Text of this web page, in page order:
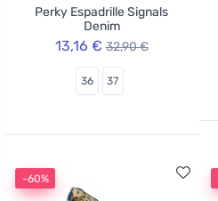
Perky Espadrille Signals
Denim
13,16 € 32,90 €
36 37
-60%